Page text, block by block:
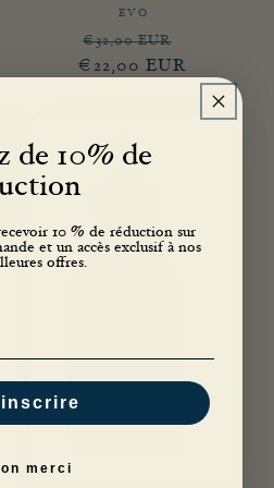
Fournisseur :
EVO
Prix
habituel
€32,00 EUR
€22,00 EUR
de 10% de
10 % de réduction sur
et un accès exclusif à nos
offres.
merci